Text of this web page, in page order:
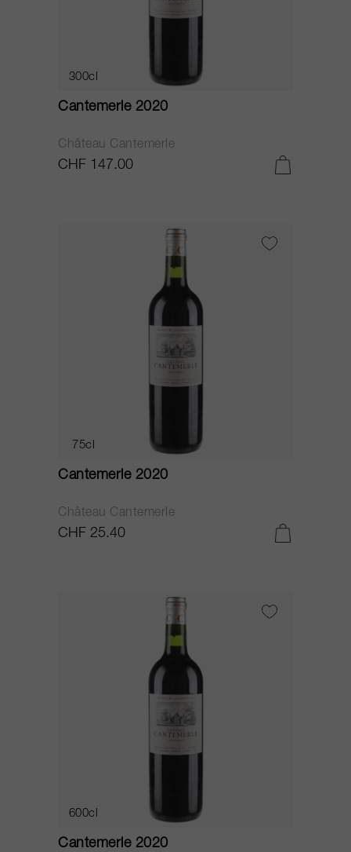
300cl
Cantemerle 2020
Château Cantemerle
CHF 147.00
75cl
Cantemerle 2020
Château Cantemerle
CHF 25.40
600cl
Cantemerle 2020